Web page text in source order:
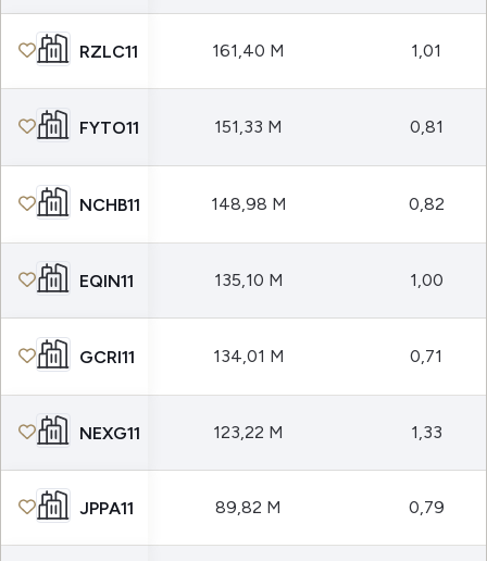
RZLC11 161,40 M 1,01
FYTO11 151,33 M 0,81
NCHB11 148,98 M 0,82
EQIN11 135,10 M 1,00
GCRI11 134,01 M 0,71
NEXG11 123,22 M 1,33
JPPA11 89,82 M 0,79